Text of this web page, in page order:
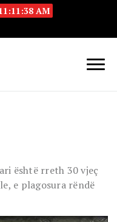
AM
është rreth 30 vjeç
e plagosura rëndë